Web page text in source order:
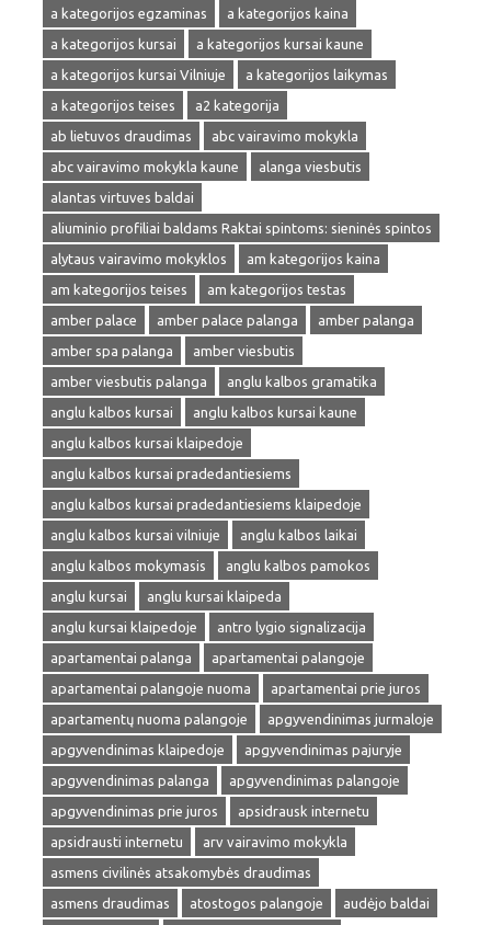
a kategorijos egzaminas
a kategorijos kaina
a kategorijos kursai
a kategorijos kursai kaune
a kategorijos kursai Vilniuje
a kategorijos laikymas
a kategorijos teises
a2 kategorija
ab lietuvos draudimas
abc vairavimo mokykla
abc vairavimo mokykla kaune
alanga viesbutis
alantas virtuves baldai
aliuminio profiliai baldams Raktai spintoms: sieninės spintos
alytaus vairavimo mokyklos
am kategorijos kaina
am kategorijos teises
am kategorijos testas
amber palace
amber palace palanga
amber palanga
amber spa palanga
amber viesbutis
amber viesbutis palanga
anglu kalbos gramatika
anglu kalbos kursai
anglu kalbos kursai kaune
anglu kalbos kursai klaipedoje
anglu kalbos kursai pradedantiesiems
anglu kalbos kursai pradedantiesiems klaipedoje
anglu kalbos kursai vilniuje
anglu kalbos laikai
anglu kalbos mokymasis
anglu kalbos pamokos
anglu kursai
anglu kursai klaipeda
anglu kursai klaipedoje
antro lygio signalizacija
apartamentai palanga
apartamentai palangoje
apartamentai palangoje nuoma
apartamentai prie juros
apartamentų nuoma palangoje
apgyvendinimas jurmaloje
apgyvendinimas klaipedoje
apgyvendinimas pajuryje
apgyvendinimas palanga
apgyvendinimas palangoje
apgyvendinimas prie juros
apsidrausk internetu
apsidrausti internetu
arv vairavimo mokykla
asmens civilinės atsakomybės draudimas
asmens draudimas
atostogos palangoje
audėjo baldai